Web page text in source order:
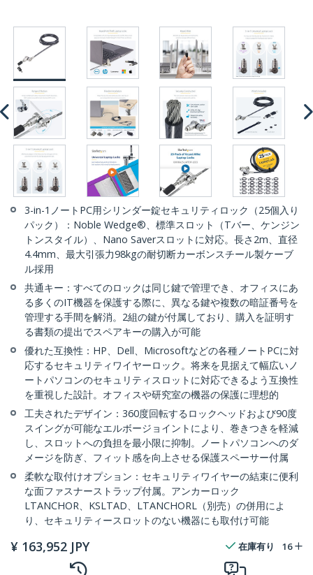
3-in-1ノートPC用シリンダー錠セキュリティロック（25個入り
パック）：Noble Wedge®、標準スロット（Tバー、ケンジン
トンスタイル）、Nano Saverスロットに対応。長さ2m、直径
4.4mm、最大引張力98kgの耐切断カーボンスチール製ケーブ
ル採用
共通キー：すべてのロックは同じ鍵で管理でき、オフィスにあ
る多くのIT機器を保護する際に、異なる鍵や複数の暗証番号を
管理する手間を解消。2組の鍵が付属しており、購入を証明す
る書類の提出でスペアキーの購入が可能
優れた互換性：HP、Dell、Microsoftなどの各種ノートPCに対
応するセキュリティワイヤーロック。将来を見据えて幅広いノ
ートパソコンのセキュリティスロットに対応できるよう互換性
を重視した設計。オフィスや研究室の機器の保護に理想的
工夫されたデザイン：360度回転するロックヘッドおよび90度
スイングが可能なエルボージョイントにより、巻きつきを軽減
し、スロットへの負担を最小限に抑制。ノートパソコンへのダ
メージを防ぎ、フィット感を向上させる保護スペーサー付属
柔軟な取付けオプション：セキュリティワイヤーの結束に便利
な面ファスナーストラップ付属。アンカーロック
LTANCHOR、KSLTAD、LTANCHORL（別売）の併用によ
り、セキュリティースロットのない機器にも取付け可能
¥ 163,952 JPY 在庫有り 16